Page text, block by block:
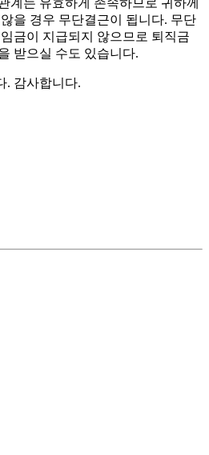
계는 유효하게 존속하므로 귀하께
을 경우 무단결근이 됩니다. 무단
금이 지급되지 않으므로 퇴직금
받으실 수도 있습니다.
. 감사합니다.